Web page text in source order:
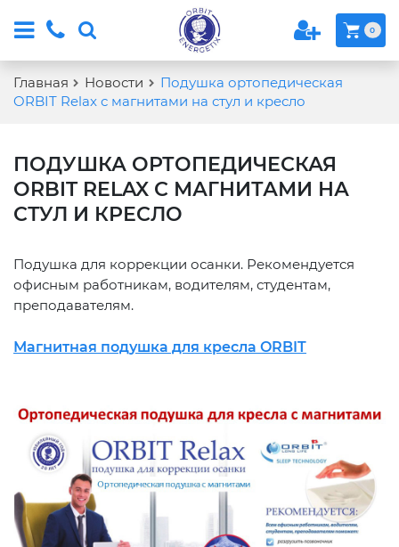
0
Главная Новости
Подушка ортопедическая
ORBIT Relax с магнитами на стул и кресло
ПОДУШКА ОРТОПЕДИЧЕСКАЯ
ORBIT RELAX С МАГНИТАМИ НА
СТУЛ И КРЕСЛО
Подушка для коррекции осанки. Рекомендуется
офисным работникам, водителям, студентам,
преподавателям.
Магнитная подушка для кресла ORBIT